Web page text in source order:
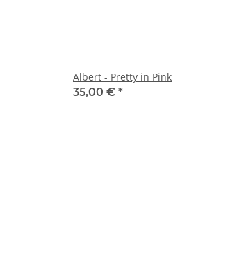
Albert - Pretty in Pink
35,00 € *